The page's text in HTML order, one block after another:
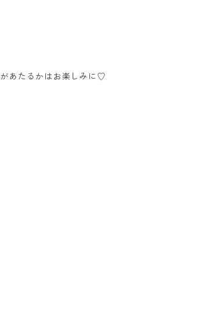
あたるかはお楽しみに♡